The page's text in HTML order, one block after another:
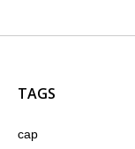
TAGS
cap